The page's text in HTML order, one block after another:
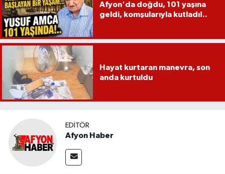
Afyon'da doğdu, 101 yaşına
geldi, komşularıyla kutladı!..
Hayat kurtaran manevra, son
anda kurtuldu
EDITÖR
Afyon Haber